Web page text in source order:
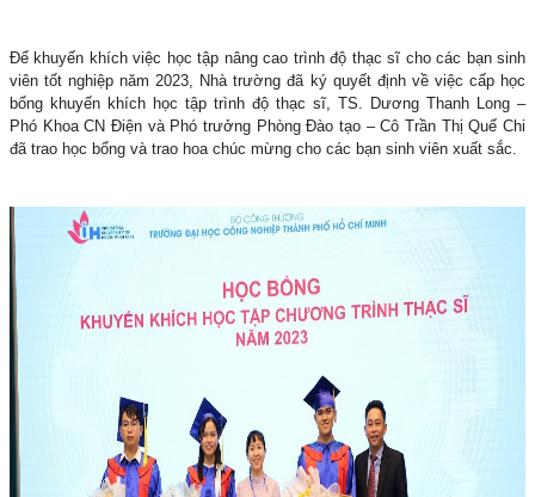
Để khuyến khích việc học tập nâng cao trình độ thạc sĩ cho các bạn sinh
viên tốt nghiệp năm 2023, Nhà trường đã ký quyết định về việc cấp học
bổng khuyến khích học tập trình độ thạc sĩ, TS. Dương Thanh Long –
Phó Khoa CN Điện và Phó trưởng Phòng Đào tạo – Cô Trần Thị Quế Chi
đã trao học bổng và trao hoa chúc mừng cho các bạn sinh viên xuất sắc.